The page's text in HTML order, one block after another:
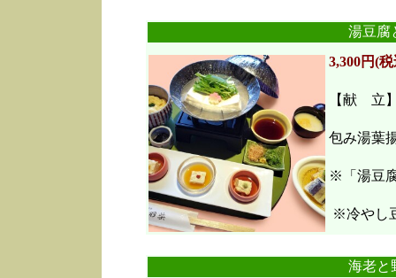
湯豆腐
3,300円(
【献 立
包み湯葉
※「湯豆
※冷やし
海老